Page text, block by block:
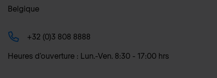
Belgique
+32 (0)3 808 8888
Heures d'ouverture : Lun.-Ven. 8:30 - 17:00 hrs